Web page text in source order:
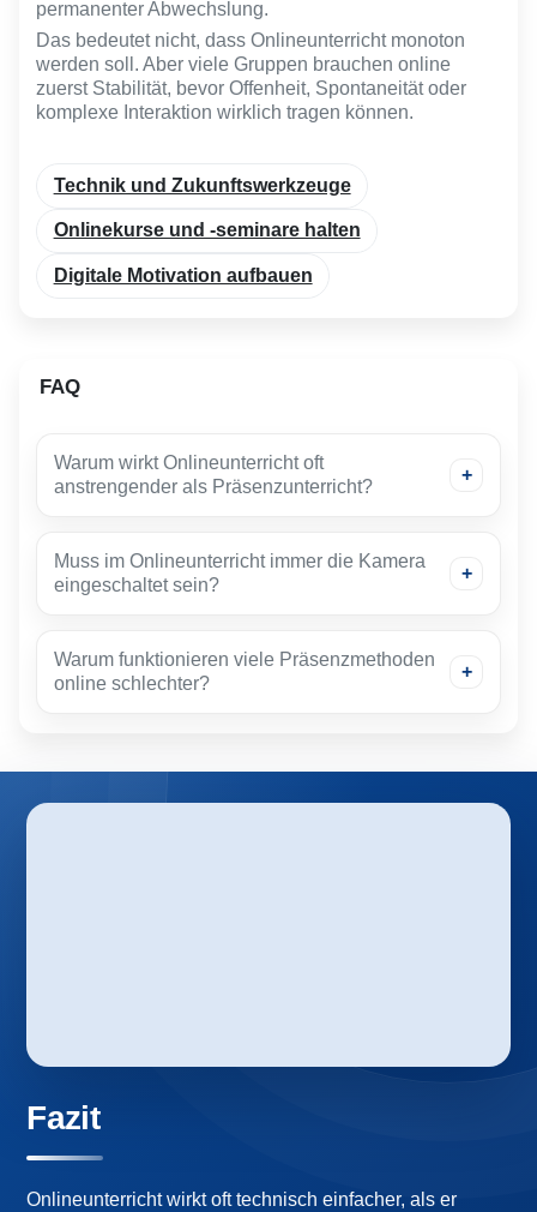
permanenter Abwechslung.
Das bedeutet nicht, dass Onlineunterricht monoton
werden soll. Aber viele Gruppen brauchen online
zuerst Stabilität, bevor Offenheit, Spontaneität oder
komplexe Interaktion wirklich tragen können.
Technik und Zukunftswerkzeuge
Onlinekurse und -seminare halten
Digitale Motivation aufbauen
FAQ
Warum wirkt Onlineunterricht oft
anstrengender als Präsenzunterricht?
Muss im Onlineunterricht immer die Kamera
eingeschaltet sein?
Warum funktionieren viele Präsenzmethoden
online schlechter?
Fazit
Onlineunterricht wirkt oft technisch einfacher, als er